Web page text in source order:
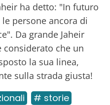
ha detto: "In futuro
persone ancora di
Da grande Jaheir
che un
la sua linea,
sulla strada giusta!
# storie